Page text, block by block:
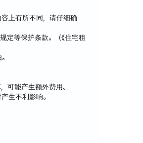
上有所不同，请仔细确
定等保护条款。（《住宅租
可能产生额外费用。
生不利影响。